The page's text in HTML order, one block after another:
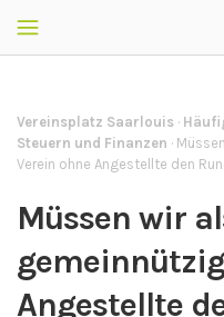
Vereinsplatz Saarlouis ·
Steuern und Finanzen ·
Verein ohne Angestellte den
Müssen wir
Angestellte